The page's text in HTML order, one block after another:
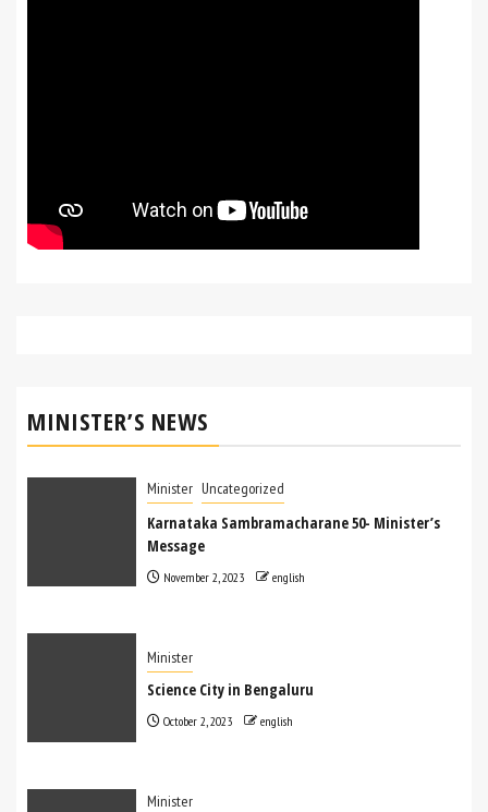
MINISTER’S NEWS
Minister Uncategorized
Karnataka Sambramacharane 50- Minister’s
Message
November 2, 2023 english
Minister
Science City in Bengaluru
October 2, 2023 english
Minister